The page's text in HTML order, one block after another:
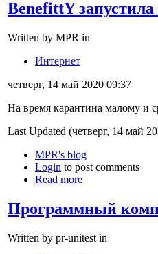
BenefittY
Written by MPR in
Интернет
четверг, 14 май 2020 09:37
На время карантина малому и
Last Updated (четверг, 14 май
MPR's blog
Login to post comments
Read more
Программный
Written by pr-unitest in